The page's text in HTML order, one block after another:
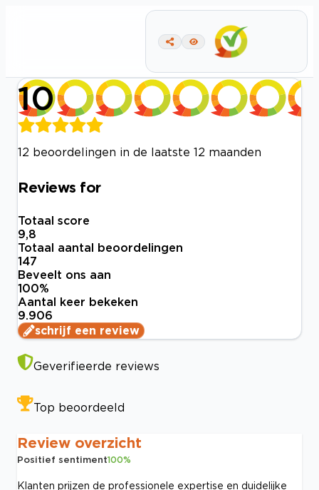
10
12 beoordelingen in de laatste 12 maanden
Reviews for
Totaal score
9,8
Totaal aantal beoordelingen
147
Beveelt ons aan
100%
Aantal keer bekeken
9.906
schrijf een review
Geverifieerde reviews
Top beoordeeld
Review overzicht
Positief sentiment100%
Klanten prijzen de professionele expertise en duidelijke